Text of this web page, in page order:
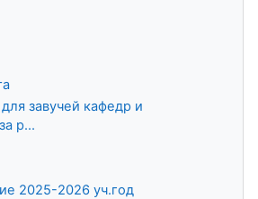
завучей кафедр и
р...
2025-2026 уч.год